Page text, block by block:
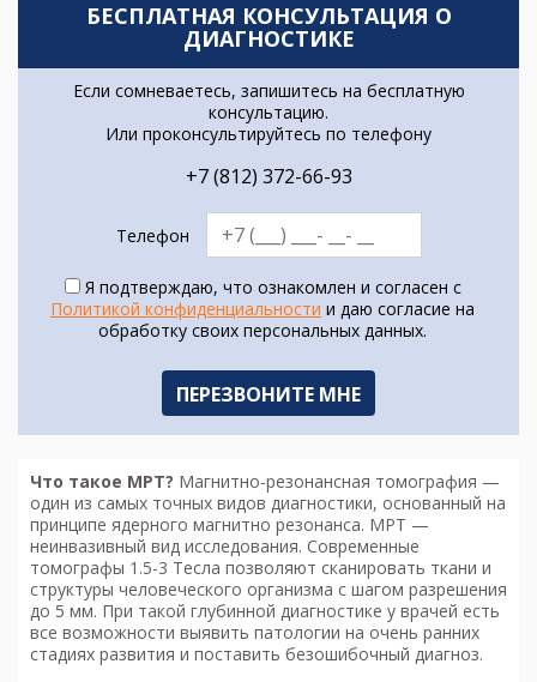
БЕСПЛАТНАЯ КОНСУЛЬТАЦИЯ О
ДИАГНОСТИКЕ
Если сомневаетесь, запишитесь на бесплатную
консультацию.
Или проконсультируйтесь по телефону
+7 (812) 372-66-93
Телефон
Я подтверждаю, что ознакомлен и согласен с
Политикой конфиденциальности и даю согласие на
обработку своих персональных данных.
Что такое МРТ? Магнитно-резонансная томография —
один из самых точных видов диагностики, основанный на
принципе ядерного магнитно резонанса. МРТ —
неинвазивный вид исследования. Современные
томографы 1.5-3 Тесла позволяют сканировать ткани и
структуры человеческого организма с шагом разрешения
до 5 мм. При такой глубинной диагностике у врачей есть
все возможности выявить патологии на очень ранних
стадиях развития и поставить безошибочный диагноз.